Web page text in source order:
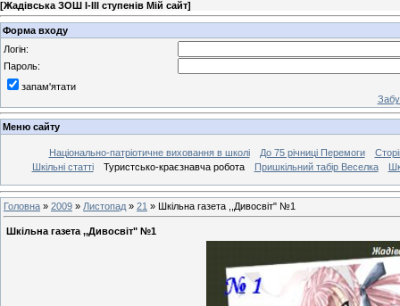
[Жадівська ЗОШ І-ІІІ ступенів Мій сайт]
Форма входу
Логін:
Пароль:
запам'ятати
Меню сайту
Національно-патріотичне виховання в школі До 75 річниці Перемоги
Шкільні статті
Туристсько-краєзнавча робота Пришкільний табір Веселка
Головна » 2009 » Листопад » 21 » Шкільна газета ,,Дивосвіт" №1
Шкільна газета ,,Дивосвіт" №1